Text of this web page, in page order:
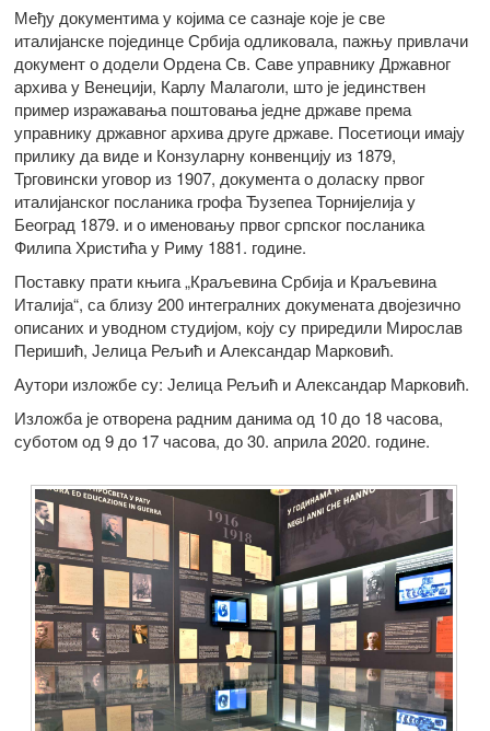
Међу документима у којима се сазнаје које је све
италијанске појединце Србија одликовала, пажњу привлачи
документ о додели Ордена Св. Саве управнику Државног
архива у Венецији, Карлу Малаголи, што је јединствен
пример изражавања поштовања једне државе према
управнику државног архива друге државе. Посетиоци имају
прилику да виде и Конзуларну конвенцију из 1879,
Трговински уговор из 1907, документа о доласку првог
италијанског посланика грофа Ђузепеа Торнијелија у
Београд 1879. и о именовању првог српског посланика
Филипа Христића у Риму 1881. године.
Поставку прати књига „Краљевина Србија и Краљевина
Италија“, са близу 200 интегралних докумената двојезично
описаних и уводном студијом, коју су приредили Мирослав
Перишић, Јелица Рељић и Александар Марковић.
Аутори изложбе су: Јелица Рељић и Александар Марковић.
Изложба је отворена радним данима од 10 до 18 часова,
суботом од 9 до 17 часова, до 30. априла 2020. године.